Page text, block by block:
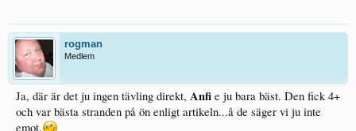
rogman
Medlem
Ja, där är det ju ingen tävling direkt, Anfi e ju bara bäst. Den fick 4+
och var bästa stranden på ön enligt artikeln...å de säger vi ju inte
emot.